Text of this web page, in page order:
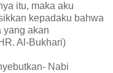
itu, maka aku
kepadaku bahwa
yang akan
Al-Bukhari)
Nabi